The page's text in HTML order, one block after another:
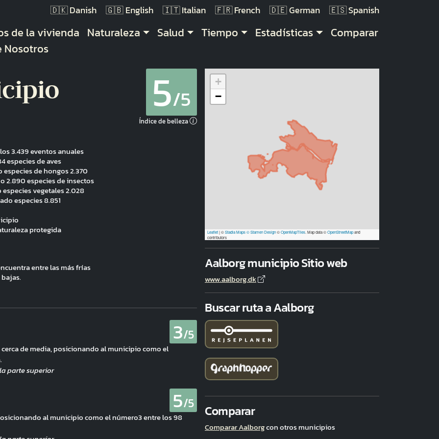
Danish English Italian French German Spanish
principal
de la vivienda Naturaleza Salud Tiempo Estadísticas
Comparar
Nosotros
5/5
Índice de belleza
3.439 eventos anuales
especies de aves
de hongos 2.370
2.890 especies de insectos
vegetales 2.028
especies 8.851
protegida
entre las más frías
3/5
de media, posicionando al municipio como el
5/5
al municipio como el número3 entre los 98
+
−
Leaflet|©Stadia Maps© Stamen Design©OpenMapTiles . Map data ©OpenStreetMapand
contributors
Aalborg municipio Sitio web
www.aalborg.dk
Buscar ruta a Aalborg
Comparar
Comparar Aalborgcon otros municipios